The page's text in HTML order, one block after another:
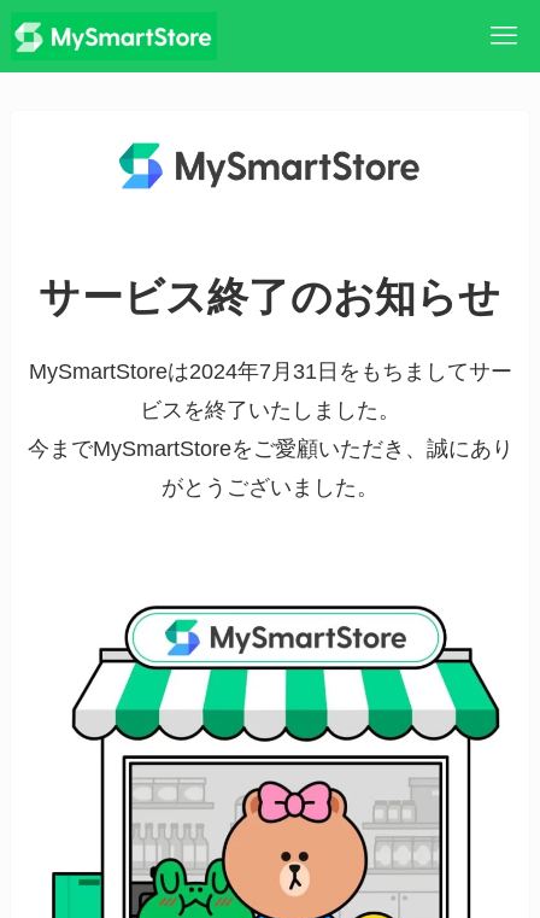
サービス終了のお知らせ
MySmartStoreは2024年7月31日をもちましてサー
ビスを終了いたしました。
今までMySmartStoreをご愛顧いただき、誠にあり
がとうございました。